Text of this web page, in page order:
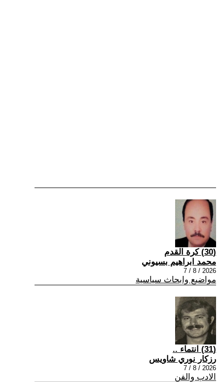
(30) كرة القدم
محمد ابراهيم بسيوني
2026 / 8 / 7
مواضيع وابحاث سياسية
(31) انتماء ..
رزكار نوري شاويس
2026 / 8 / 7
الادب والفن